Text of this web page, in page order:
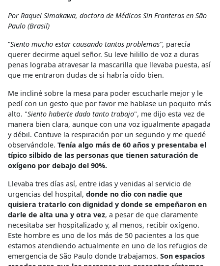
Por Raquel Simakawa, doctora de Médicos Sin Fronteras en São
Paulo (Brasil)
“Siento mucho estar causando tantos problemas”, parecía
querer decirme aquel señor. Su leve hilillo de voz a duras
penas lograba atravesar la mascarilla que llevaba puesta, así
que me entraron dudas de si habría oído bien.
Me incliné sobre la mesa para poder escucharle mejor y le
pedí con un gesto que por favor me hablase un poquito más
alto. "Siento haberte dado tanto trabajo", me dijo esta vez de
manera bien clara, aunque con una voz igualmente apagada
y débil. Contuve la respiración por un segundo y me quedé
observándole. Tenía algo más de 60 años y presentaba el
típico silbido de las personas que tienen saturación de
oxígeno por debajo del 90%.
Llevaba tres días así, entre idas y venidas al servicio de
urgencias del hospital, donde no dio con nadie que
quisiera tratarlo con dignidad y donde se empeñaron en
darle de alta una y otra vez, a pesar de que claramente
necesitaba ser hospitalizado y, al menos, recibir oxígeno.
Este hombre es uno de los más de 50 pacientes a los que
estamos atendiendo actualmente en uno de los refugios de
emergencia de São Paulo donde trabajamos. Son espacios